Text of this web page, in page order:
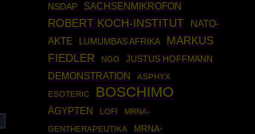
NSDAP SACHSENMIKROFON
ROBERT KOCH-INSTITUT
NATO-
AKTE
LUMUMBAS AFRIKA
MARKUS
FIEDLER
NGO JUSTUS HOFFMANN
DEMONSTRATION
ASPHYX
ESOTERIC
BOSCHIMO
ÄGYPTEN LOFI
MRNA-
GENTHERAPEUTIKA
MRNA-